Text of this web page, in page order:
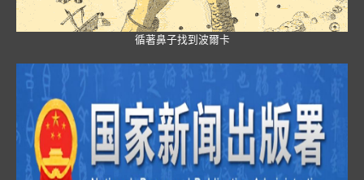
循著鼻子找到波爾卡